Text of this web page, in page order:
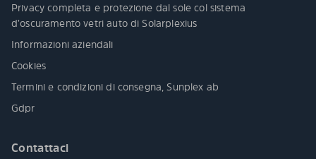
Privacy completa e protezione dal sole col sistema
d’oscuramento vetri auto di Solarplexius
Informazioni aziendali
Cookies
Termini e condizioni di consegna, Sunplex ab
Gdpr
Contattaci